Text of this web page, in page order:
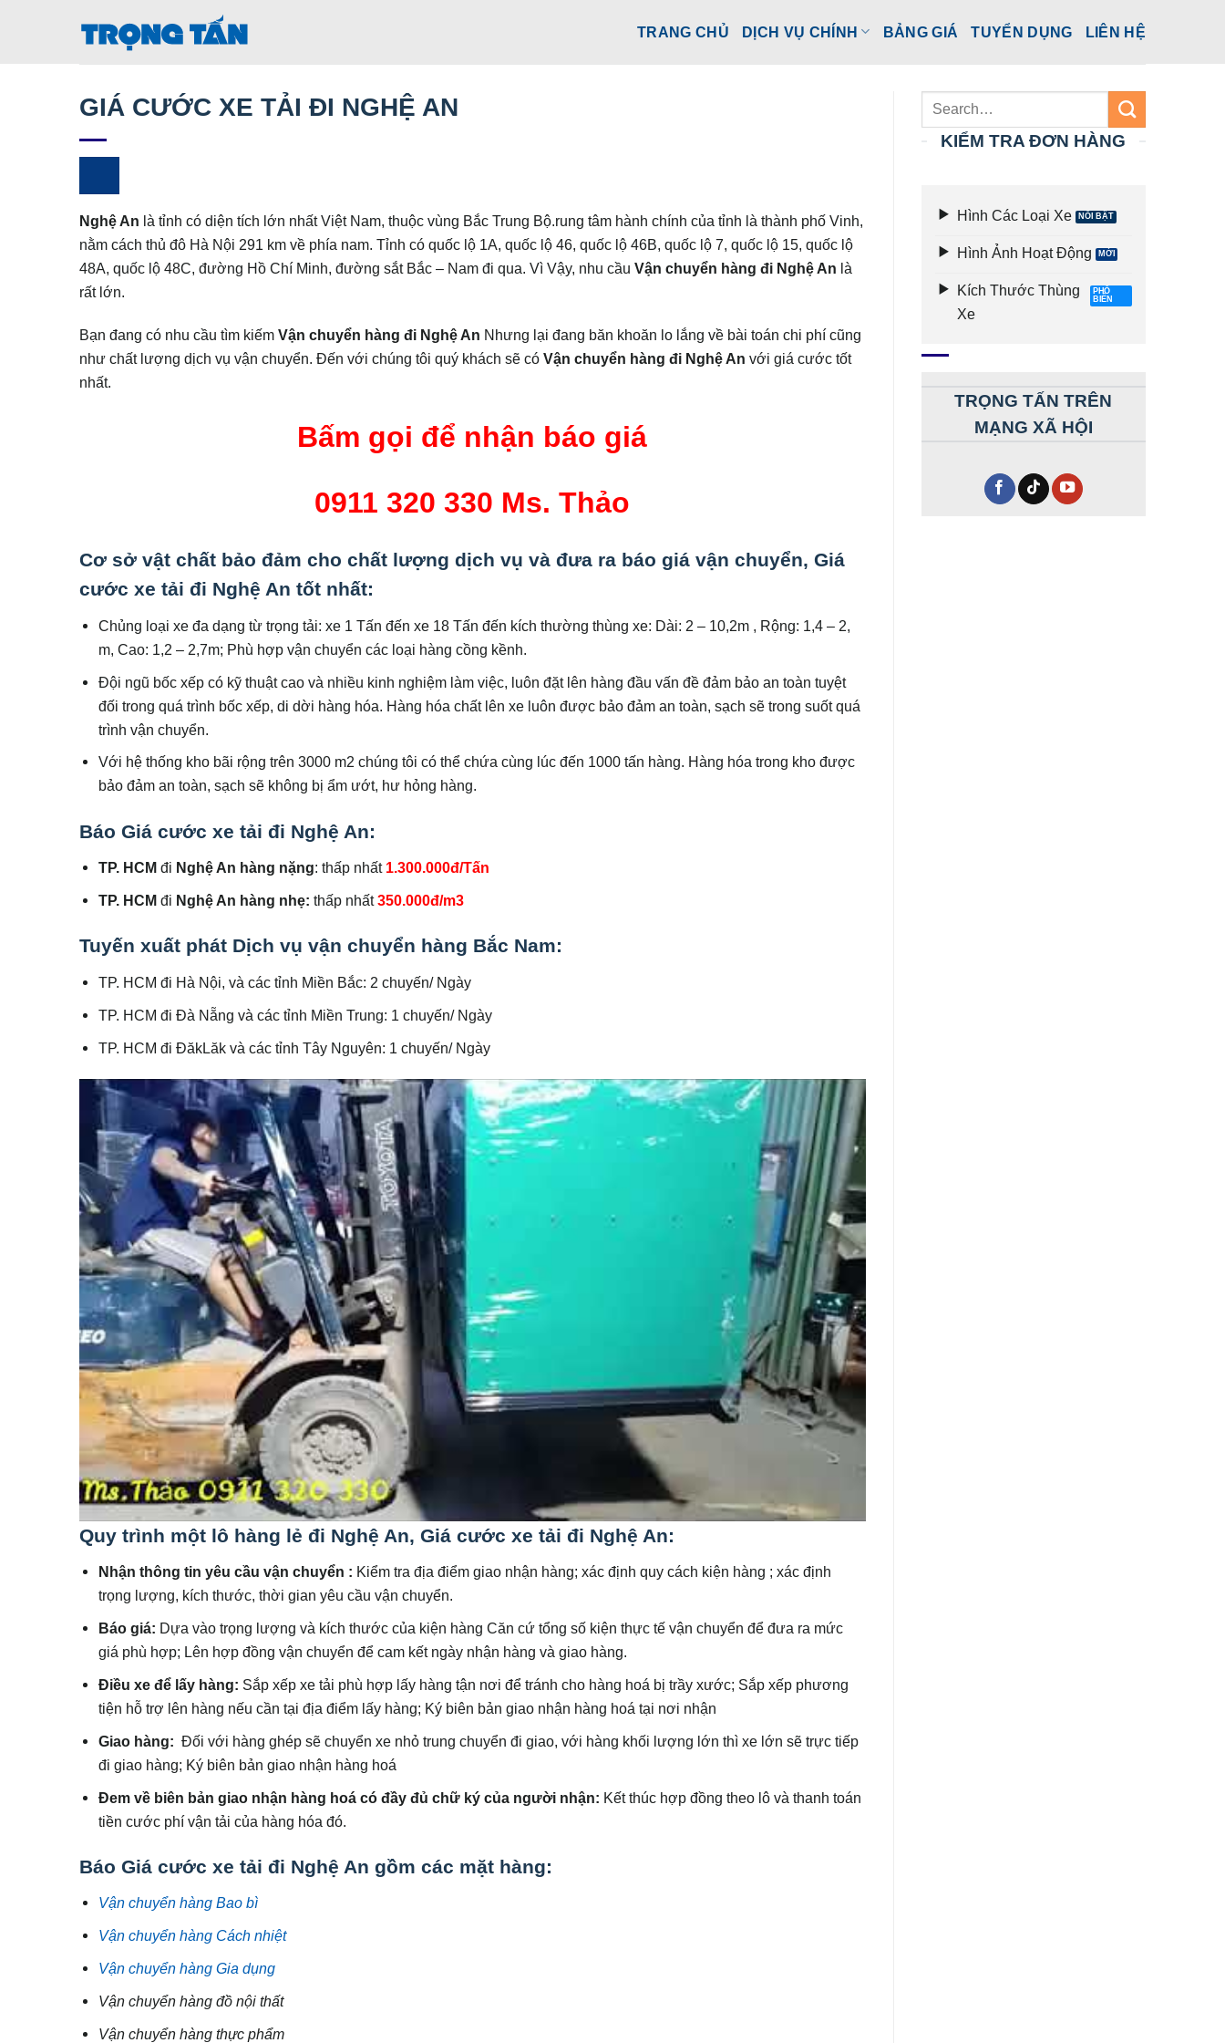
TRANG CHỦ DỊCH VỤ CHÍNH BẢNG GIÁ TUYỂN DỤNG LIÊN HỆ
GIÁ CƯỚC XE TẢI ĐI NGHỆ AN
Nghệ An là tỉnh có diện tích lớn nhất Việt Nam, thuộc vùng Bắc Trung Bộ.rung tâm hành chính của tỉnh là thành phố Vinh,
nằm cách thủ đô Hà Nội 291 km về phía nam. Tỉnh có quốc lộ 1A, quốc lộ 46, quốc lộ 46B, quốc lộ 7, quốc lộ 15, quốc lộ
48A, quốc lộ 48C, đường Hồ Chí Minh, đường sắt Bắc – Nam đi qua. Vì Vậy, nhu cầu Vận chuyển hàng đi Nghệ An là
rất lớn.
Bạn đang có nhu cầu tìm kiếm Vận chuyển hàng đi Nghệ An Nhưng lại đang băn khoăn lo lắng về bài toán chi phí cũng
như chất lượng dịch vụ vận chuyển. Đến với chúng tôi quý khách sẽ có Vận chuyển hàng đi Nghệ An với giá cước tốt
nhất.
Bấm gọi để nhận báo giá
0911 320 330 Ms. Thảo
Cơ sở vật chất bảo đảm cho chất lượng dịch vụ và đưa ra báo giá vận chuyển, Giá
cước xe tải đi Nghệ An tốt nhất:
Chủng loại xe đa dạng từ trọng tải: xe 1 Tấn đến xe 18 Tấn đến kích thường thùng xe: Dài: 2 – 10,2m , Rộng: 1,4 – 2,
m, Cao: 1,2 – 2,7m; Phù hợp vận chuyển các loại hàng cồng kềnh.
Đội ngũ bốc xếp có kỹ thuật cao và nhiều kinh nghiệm làm việc, luôn đặt lên hàng đầu vấn đề đảm bảo an toàn tuyệt
đối trong quá trình bốc xếp, di dời hàng hóa. Hàng hóa chất lên xe luôn được bảo đảm an toàn, sạch sẽ trong suốt quá
trình vận chuyển.
Với hệ thống kho bãi rộng trên 3000 m2 chúng tôi có thể chứa cùng lúc đến 1000 tấn hàng. Hàng hóa trong kho được
bảo đảm an toàn, sạch sẽ không bị ẩm ướt, hư hỏng hàng.
Báo Giá cước xe tải đi Nghệ An:
TP. HCM đi Nghệ An hàng nặng: thấp nhất 1.300.000đ/Tấn
TP. HCM đi Nghệ An hàng nhẹ:thấp nhất350.000đ/m3
Tuyến xuất phát Dịch vụ vận chuyển hàng Bắc Nam:
TP. HCM đi Hà Nội, và các tỉnh Miền Bắc: 2 chuyến/ Ngày
TP. HCM đi Đà Nẵng và các tỉnh Miền Trung: 1 chuyến/ Ngày
TP. HCM đi ĐăkLăk và các tỉnh Tây Nguyên: 1 chuyến/ Ngày
Quy trình một lô hàng lẻ đi Nghệ An, Giá cước xe tải đi Nghệ An:
Nhận thông tin yêu cầu vận chuyển : Kiểm tra địa điểm giao nhận hàng; xác định quy cách kiện hàng ; xác định
trọng lượng, kích thước, thời gian yêu cầu vận chuyển.
Báo giá: Dựa vào trọng lượng và kích thước của kiện hàng Căn cứ tổng số kiện thực tế vận chuyển để đưa ra mức
giá phù hợp; Lên hợp đồng vận chuyển để cam kết ngày nhận hàng và giao hàng.
Điều xe để lấy hàng: Sắp xếp xe tải phù hợp lấy hàng tận nơi để tránh cho hàng hoá bị trầy xước; Sắp xếp phương
tiện hỗ trợ lên hàng nếu cần tại địa điểm lấy hàng; Ký biên bản giao nhận hàng hoá tại nơi nhận
Giao hàng:Đối với hàng ghép sẽ chuyển xe nhỏ trung chuyển đi giao, với hàng khối lượng lớn thì xe lớn sẽ trực tiếp
đi giao hàng; Ký biên bản giao nhận hàng hoá
Đem về biên bản giao nhận hàng hoá có đầy đủ chữ ký của người nhận: Kết thúc hợp đồng theo lô và thanh toán
tiền cước phí vận tải của hàng hóa đó.
Báo Giá cước xe tải đi Nghệ An gồm các mặt hàng:
Vận chuyển hàng Bao bì
Vận chuyển hàng Cách nhiệt
Vận chuyển hàng Gia dụng
Vận chuyển hàng đồ nội thất
Vận chuyển hàng thực phẩm
KIỂM TRA ĐƠN HÀNG
Hình Các Loại Xe
Hình Ảnh Hoạt Động
Kích Thước Thùng
Xe
TRỌNG TẤN TRÊN
MẠNG XÃ HỘI